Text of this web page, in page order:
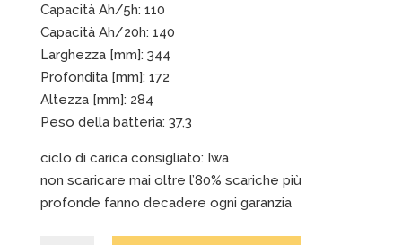
Capacità Ah/5h: 110
Capacità Ah/20h: 140
Larghezza [mm]: 344
Profondita [mm]: 172
Altezza [mm]: 284
Peso della batteria: 37,3
ciclo di carica consigliato: Iwa
non scaricare mai oltre l’80% scariche più
profonde fanno decadere ogni garanzia